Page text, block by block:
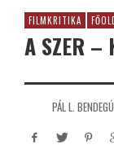
FILMKRITIKA
A SZER –
PÁL L.